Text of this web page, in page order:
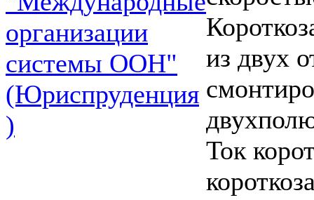
организации
системы ООН"
(Юриспруденция
)
из двух
Ток